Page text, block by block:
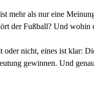
mehr als nur eine
der Fußball? Und
oder nicht, eines ist klar:
gewinnen. Und